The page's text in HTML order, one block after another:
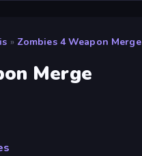
» Zombies 4 Weapon Merge
Merge